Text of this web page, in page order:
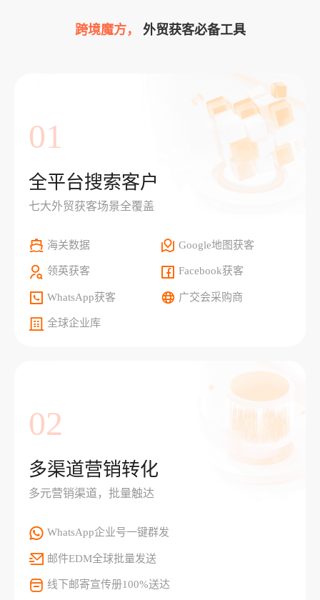
跨境魔方， 外贸获客必备工具
01
全平台搜索客户
七大外贸获客场景全覆盖
海关数据 Google地图获客
领英获客 Facebook获客
WhatsApp获客 广交会采购商
全球企业库
02
多渠道营销转化
多元营销渠道，批量触达
WhatsApp企业号一键群发
邮件EDM全球批量发送
线下邮寄宣传册100%送达